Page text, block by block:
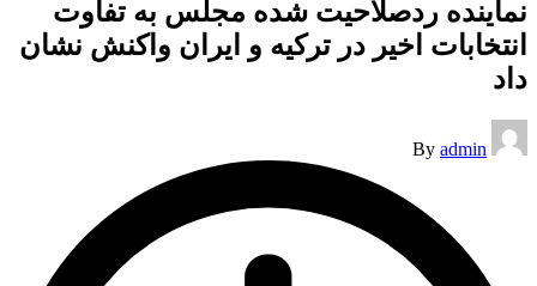
نماینده ردصلاحیت شده مجلس به تفاوت
انتخابات اخیر در ترکیه و ایران واکنش نشان
داد
Posted
by
By admin